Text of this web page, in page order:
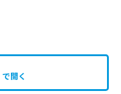
で開く